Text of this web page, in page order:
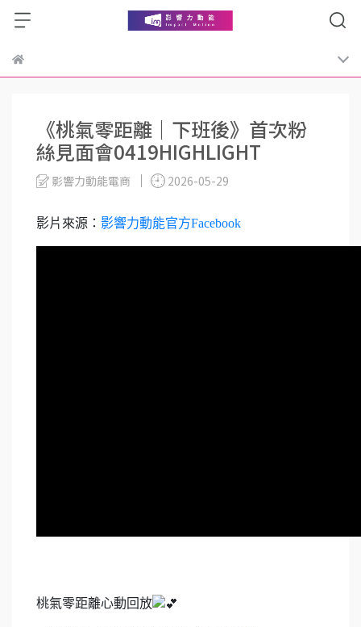
《桃氣零距離｜下班後》首次粉
絲見面會0419HIGHLIGHT
影響力動能電商 2026-05-29
影片來源： 影響力動能官方Facebook
桃氣零距離心動回放